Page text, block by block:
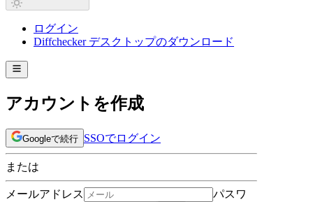
ログイン
Diffchecker デスクトップのダウンロード
アカウントを作成
Googleで続行 SSOでログイン
または
メールアドレス
パスワ